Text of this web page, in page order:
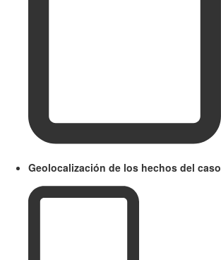
Geolocalización de los hechos del caso